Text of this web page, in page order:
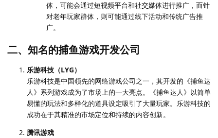
体，可能会通过短视频平台和社交媒体进行推广，而针
对老年玩家群体，则可能通过线下活动和传统广告推
广。
二、知名的捕鱼游戏开发公司
乐游科技（LYG）
乐游科技是中国领先的网络游戏公司之一，其开发的《捕鱼达
人》系列游戏成为了市场上的一大亮点。《捕鱼达人》以简单
易懂的玩法和多样化的道具设定吸引了大量玩家。乐游科技的
成功在于其精准的市场定位和持续的内容创新。
腾讯游戏